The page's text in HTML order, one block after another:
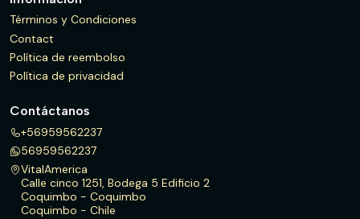
Términos y Condiciones
Contact
Política de reembolso
Política de privacidad
Contáctanos
+56959562237
56959562237
VitalAmerica
Calle cinco 1251, Bodega 5 Edificio 2
Coquimbo - Coquimbo
Coquimbo - Chile